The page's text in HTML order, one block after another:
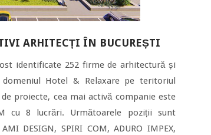
ARHITECȚI ÎN BUCUREȘTI
identificate 252 firme de arhitectură și
Hotel & Relaxare pe teritoriul
proiecte, cea mai activă companie este
cu 8 lucrări. Următoarele poziții sunt
DESIGN, SPIRI COM, ADURO IMPEX,